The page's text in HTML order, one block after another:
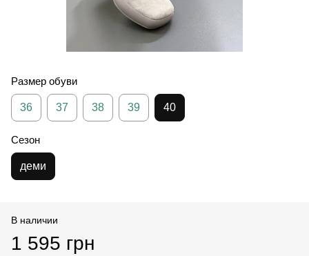
Размер обуви
36 37 38 39 40
Сезон
деми
В наличии
1 595 грн